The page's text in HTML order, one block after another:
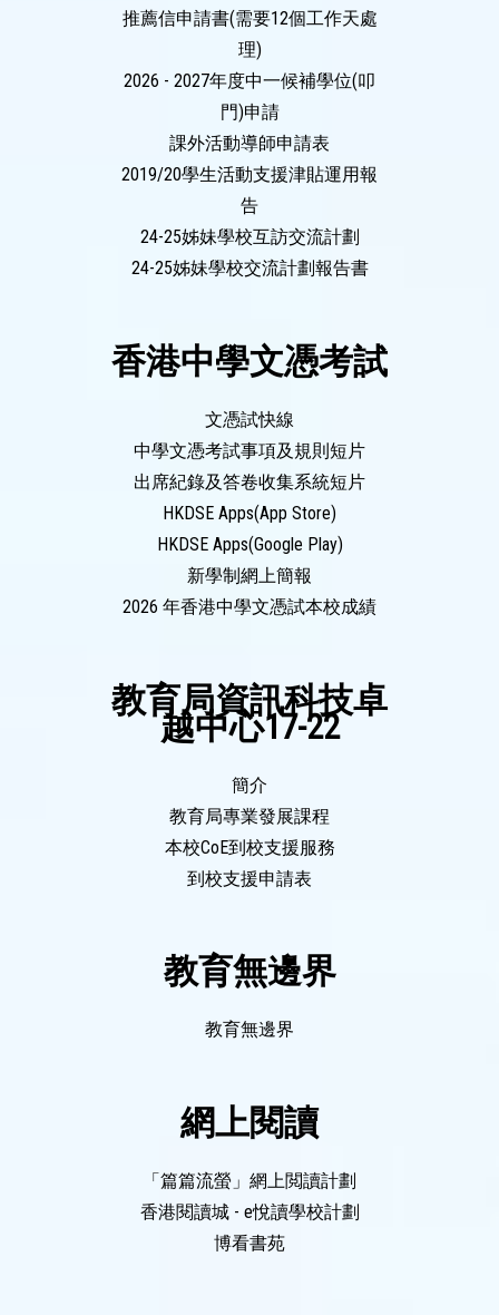
推薦信申請書(需要12個工作天處
理)
2026 - 2027年度中一候補學位(叩
門)申請
課外活動導師申請表
2019/20學生活動支援津貼運用報
告
24-25姊妹學校互訪交流計劃
24-25姊妹學校交流計劃報告書
香港中學文憑考試
文憑試快線
中學文憑考試事項及規則短片
出席紀錄及答卷收集系統短片
HKDSE Apps(App Store)
HKDSE Apps(Google Play)
新學制網上簡報
2026 年香港中學文憑試本校成績
教育局資訊科技卓
越中心17-22
簡介
教育局專業發展課程
本校CoE到校支援服務
到校支援申請表
教育無邊界
教育無邊界
網上閱讀
「篇篇流螢」網上閲讀計劃
香港閱讀城 - e悅讀學校計劃
博看書苑